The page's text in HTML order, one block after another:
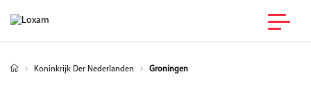
Koninkrijk Der Nederlanden Groningen